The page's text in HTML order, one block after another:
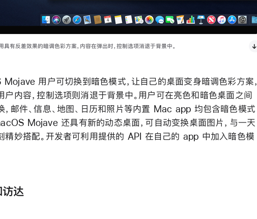
具有反差效果的暗调色彩方案，内容在弹出时，控制选项消退于背景中。
用户可切换到暗色模式，让自己的桌面变身暗调色彩方案，
户内容，控制选项则消退于背景中。用户可在亮色和暗色桌面之间
，邮件、信息、地图、日历和照片等内置 Mac app 均包含暗色模式
Mojave 还具有新的动态桌面，可自动变换桌面图片，与一天
精妙搭配。开发者可利用提供的 API 在自己的 app 中加入暗色模
访达